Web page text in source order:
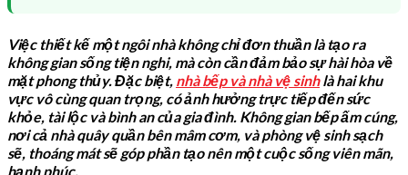
Việc thiết kế một ngôi nhà không chỉ đơn thuần là tạo ra
không gian sống tiện nghi, mà còn cần đảm bảo sự hài hòa về
mặt phong thủy. Đặc biệt, nhà bếp và nhà vệ sinh là hai khu
vực vô cùng quan trọng, có ảnh hưởng trực tiếp đến sức
khỏe, tài lộc và bình an của gia đình. Không gian bếp ấm cúng,
nơi cả nhà quây quần bên mâm cơm, và phòng vệ sinh sạch
sẽ, thoáng mát sẽ góp phần tạo nên một cuộc sống viên mãn,
hạnh phúc.